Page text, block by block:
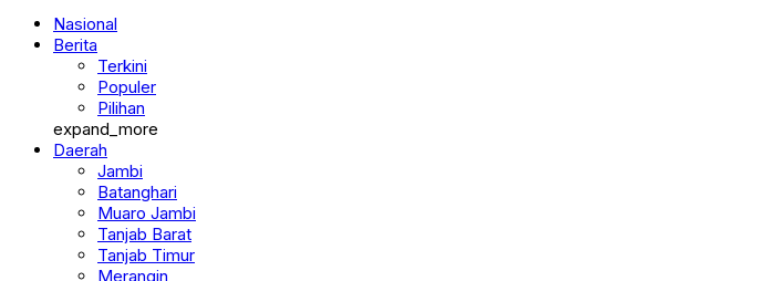
Nasional
Berita
Terkini
Populer
Pilihan
expand_more
Daerah
Jambi
Batanghari
Muaro Jambi
Tanjab Barat
Tanjab Timur
Merangin